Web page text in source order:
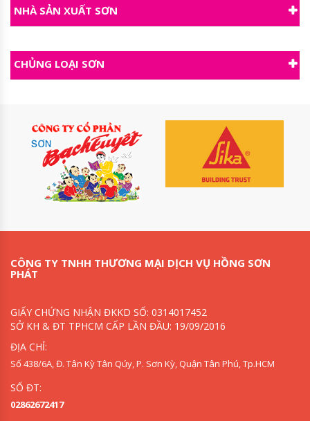
NHÀ SẢN XUẤT SƠN
CHỦNG LOẠI SƠN
CÔNG TY TNHH THƯƠNG MẠI DỊCH VỤ HỒNG SƠN
PHÁT
GIẤY CHỨNG NHẬN ĐKKD SỐ: 0314017452
SỞ KH & ĐT TPHCM CẤP LẦN ĐẦU: 19/09/2016
ĐỊA CHỈ:
Số 438/6A, Đ. Tân Kỳ Tân Qúy, P. Sơn Kỳ, Quận Tân Phú, Tp.HCM
SỐ ĐT:
02862672417